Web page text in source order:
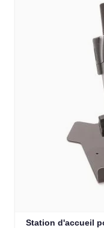
Station d'accueil